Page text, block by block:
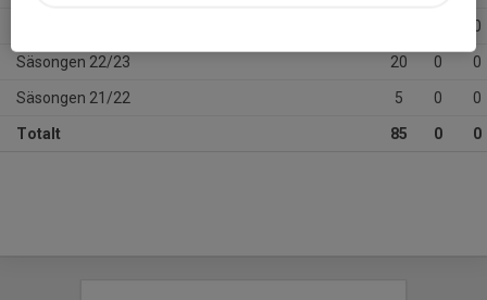
0
Säsongen 22/23 20 0 0
Säsongen 21/22 5 0 0
Totalt 85 0 0